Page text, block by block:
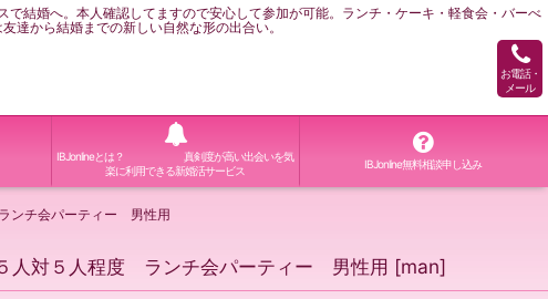
結婚へ。本人確認してますので安心して参加が可能。ランチ・ケーキ・軽食会・バーべ
達から結婚までの新しい自然な形の出合い。
お電話・
メール
IBJonlineとは？ 真剣度が高い出会いを気
楽に利用できる新婚活サービス
IBJonline無料相談申し込み
ンチ会パーティー 男性用
人対５人程度 ランチ会パーティー 男性用 [man]